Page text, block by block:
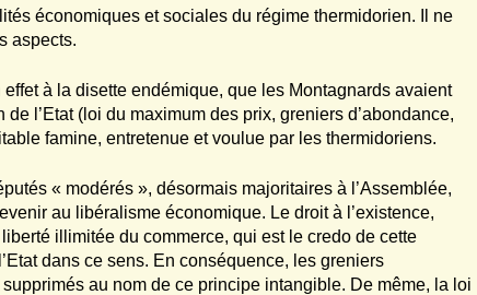
économiques et sociales du régime thermidorien. Il ne
aspects.
à la disette endémique, que les Montagnards avaient
l’Etat (loi du maximum des prix, greniers d’abondance,
famine, entretenue et voulue par les thermidoriens.
« modérés », désormais majoritaires à l’Assemblée,
au libéralisme économique. Le droit à l’existence,
illimitée du commerce, qui est le credo de cette
dans ce sens. En conséquence, les greniers
au nom de ce principe intangible. De même, la loi